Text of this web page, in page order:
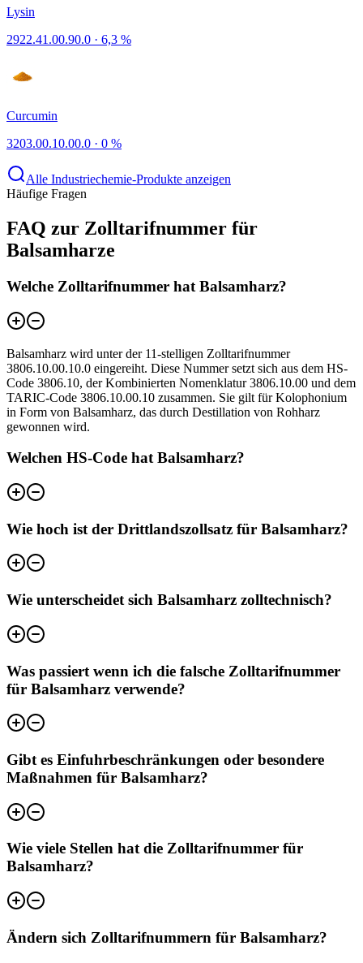
Lysin
2922.41.00.90.0 · 6,3 %
Curcumin
3203.00.10.00.0 · 0 %
Alle Industriechemie-Produkte anzeigen
Häufige Fragen
FAQ zur Zolltarifnummer für
Balsamharze
Welche Zolltarifnummer hat Balsamharz?
Balsamharz wird unter der 11-stelligen Zolltarifnummer
3806.10.00.10.0 eingereiht. Diese Nummer setzt sich aus dem HS-
Code 3806.10, der Kombinierten Nomenklatur 3806.10.00 und dem
TARIC-Code 3806.10.00.10 zusammen. Sie gilt für Kolophonium
in Form von Balsamharz, das durch Destillation von Rohharz
gewonnen wird.
Welchen HS-Code hat Balsamharz?
Wie hoch ist der Drittlandszollsatz für Balsamharz?
Wie unterscheidet sich Balsamharz zolltechnisch?
Was passiert wenn ich die falsche Zolltarifnummer
für Balsamharz verwende?
Gibt es Einfuhrbeschränkungen oder besondere
Maßnahmen für Balsamharz?
Wie viele Stellen hat die Zolltarifnummer für
Balsamharz?
Ändern sich Zolltarifnummern für Balsamharz?